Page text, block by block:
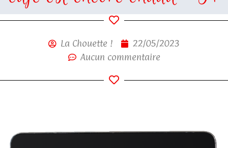
La Chouette !
22/05/2023
Aucun commentaire